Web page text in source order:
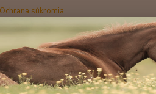
Ochrana súkromia
Hľadať